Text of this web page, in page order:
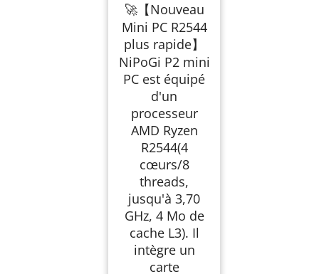
GHz, 4C/ 8T)
🚀【Nouveau
Mini PC R2544
plus rapide】
NiPoGi P2 mini
PC est équipé
d'un
processeur
АMD Ryzen
R2544(4
cœurs/8
threads,
jusqu'à 3,70
GHz, 4 Mo de
cache L3). Il
intègre un
carte